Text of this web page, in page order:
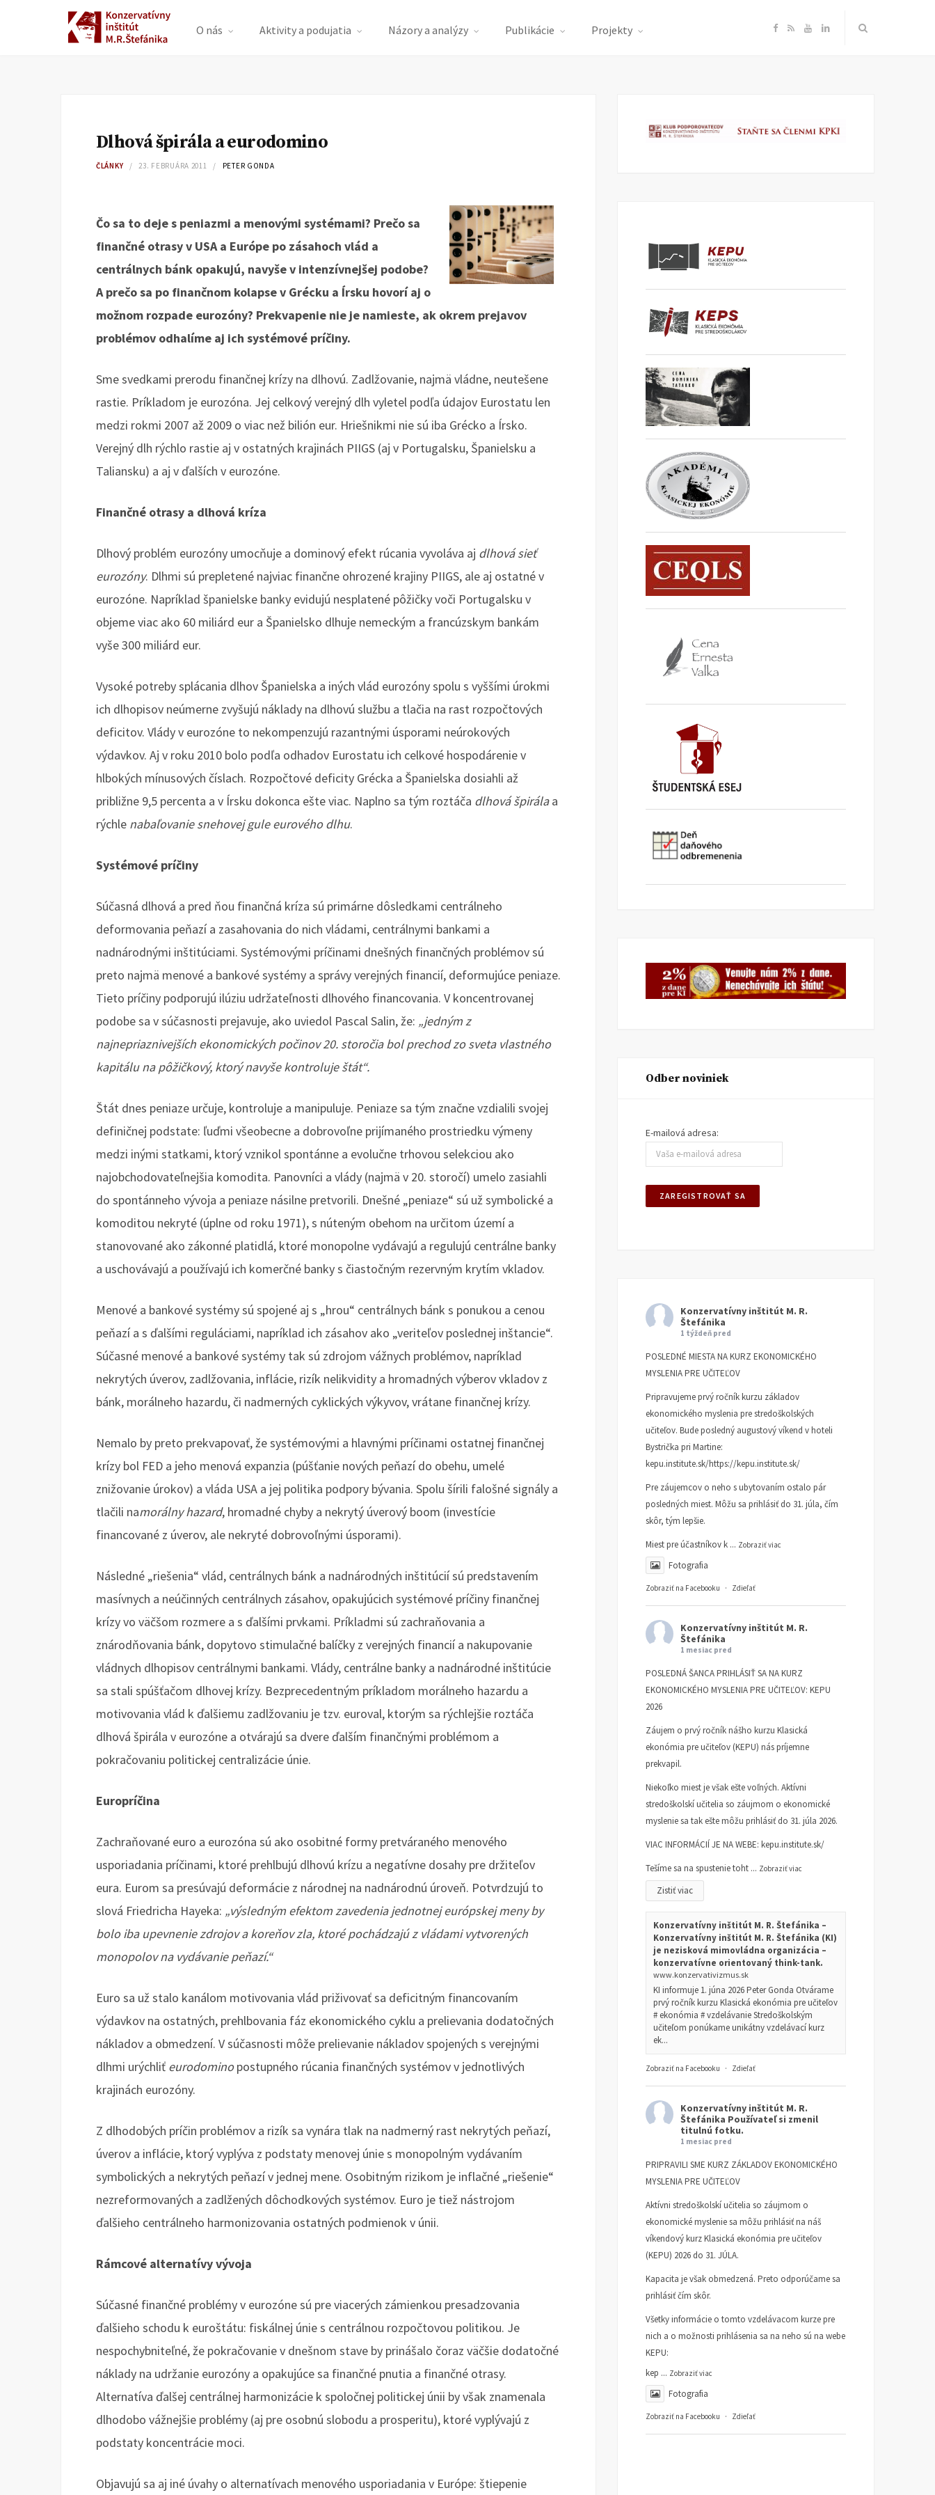
O nás Aktivity a podujatia Názory a analýzy Publikácie Projekty F
e
R Y
T
L
k
Dlhová špirála a eurodomino
ČLÁNKY 23. FEBRUÁRA 2011 PETER GONDA
Čo sa to deje s peniazmi a menovými systémami? Prečo sa
finančné otrasy v USA a Európe po zásahoch vlád a
centrálnych bánk opakujú, navyše v intenzívnejšej podobe?
A prečo sa po finančnom kolapse v Grécku a Írsku hovorí aj o
možnom rozpade eurozóny? Prekvapenie nie je namieste, ak okrem prejavov
problémov odhalíme aj ich systémové príčiny.
Sme svedkami prerodu finančnej krízy na dlhovú. Zadlžovanie, najmä vládne, neutešene
rastie. Príkladom je eurozóna. Jej celkový verejný dlh vyletel podľa údajov Eurostatu len
medzi rokmi 2007 až 2009 o viac než bilión eur. Hriešnikmi nie sú iba Grécko a Írsko.
Verejný dlh rýchlo rastie aj v ostatných krajinách PIIGS (aj v Portugalsku, Španielsku a
Taliansku) a aj v ďalších v eurozóne.
Finančné otrasy a dlhová kríza
Dlhový problém eurozóny umocňuje a dominový efekt rúcania vyvoláva aj dlhová sieť
eurozóny. Dlhmi sú prepletené najviac finančne ohrozené krajiny PIIGS, ale aj ostatné v
eurozóne. Napríklad španielske banky evidujú nesplatené pôžičky voči Portugalsku v
objeme viac ako 60 miliárd eur a Španielsko dlhuje nemeckým a francúzskym bankám
vyše 300 miliárd eur.
Vysoké potreby splácania dlhov Španielska a iných vlád eurozóny spolu s vyššími úrokmi
ich dlhopisov neúmerne zvyšujú náklady na dlhovú službu a tlačia na rast rozpočtových
deficitov. Vlády v eurozóne to nekompenzujú razantnými úsporami neúrokových
výdavkov. Aj v roku 2010 bolo podľa odhadov Eurostatu ich celkové hospodárenie v
hlbokých mínusových číslach. Rozpočtové deficity Grécka a Španielska dosiahli až
približne 9,5 percenta a v Írsku dokonca ešte viac. Naplno sa tým roztáča dlhová špirálaa
rýchle nabaľovanie snehovej gule eurového dlhu.
Systémové príčiny
Súčasná dlhová a pred ňou finančná kríza sú primárne dôsledkami centrálneho
deformovania peňazí a zasahovania do nich vládami, centrálnymi bankami a
nadnárodnými inštitúciami. Systémovými príčinami dnešných finančných problémov sú
preto najmä menové a bankové systémy a správy verejných financií, deformujúce peniaze.
Tieto príčiny podporujú ilúziu udržateľnosti dlhového financovania. V koncentrovanej
podobe sa v súčasnosti prejavuje, ako uviedol Pascal Salin, že: „jedným z
najnepriaznivejších ekonomických počinov 20. storočia bol prechod zo sveta vlastného
kapitálu na pôžičkový, ktorý navyše kontroluje štát“.
Štát dnes peniaze určuje, kontroluje a manipuluje. Peniaze sa tým značne vzdialili svojej
definičnej podstate: ľuďmi všeobecne a dobrovoľne prijímaného prostriedku výmeny
medzi inými statkami, ktorý vznikol spontánne a evolučne trhovou selekciou ako
najobchodovateľnejšia komodita. Panovníci a vlády (najmä v 20. storočí) umelo zasiahli
do spontánneho vývoja a peniaze násilne pretvorili. Dnešné „peniaze“ sú už symbolické a
komoditou nekryté (úplne od roku 1971), s núteným obehom na určitom území a
stanovované ako zákonné platidlá, ktoré monopolne vydávajú a regulujú centrálne banky
a uschovávajú a používajú ich komerčné banky s čiastočným rezervným krytím vkladov.
Menové a bankové systémy sú spojené aj s „hrou“ centrálnych bánk s ponukou a cenou
peňazí a s ďalšími reguláciami, napríklad ich zásahov ako „veriteľov poslednej inštancie“.
Súčasné menové a bankové systémy tak sú zdrojom vážnych problémov, napríklad
nekrytých úverov, zadlžovania, inflácie, rizík nelikvidity a hromadných výberov vkladov z
bánk, morálneho hazardu, či nadmerných cyklických výkyvov, vrátane finančnej krízy.
Nemalo by preto prekvapovať, že systémovými a hlavnými príčinami ostatnej finančnej
krízy bol FED a jeho menová expanzia (púšťanie nových peňazí do obehu, umelé
znižovanie úrokov) a vláda USA a jej politika podpory bývania. Spolu šírili falošné signály a
tlačili namorálny hazard, hromadné chyby a nekrytý úverový boom (investície
financované z úverov, ale nekryté dobrovoľnými úsporami).
Následné „riešenia“ vlád, centrálnych bánk a nadnárodných inštitúcií sú predstavením
masívnych a neúčinných centrálnych zásahov, opakujúcich systémové príčiny finančnej
krízy vo väčšom rozmere a s ďalšími prvkami. Príkladmi sú zachraňovania a
znárodňovania bánk, dopytovo stimulačné balíčky z verejných financií a nakupovanie
vládnych dlhopisov centrálnymi bankami. Vlády, centrálne banky a nadnárodné inštitúcie
sa stali spúšťačom dlhovej krízy. Bezprecedentným príkladom morálneho hazardu a
motivovania vlád k ďalšiemu zadlžovaniu je tzv. euroval, ktorým sa rýchlejšie roztáča
dlhová špirála v eurozóne a otvárajú sa dvere ďalším finančnými problémom a
pokračovaniu politickej centralizácie únie.
Europríčina
Zachraňované euro a eurozóna sú ako osobitné formy pretváraného menového
usporiadania príčinami, ktoré prehlbujú dlhovú krízu a negatívne dosahy pre držiteľov
eura. Eurom sa presúvajú deformácie z národnej na nadnárodnú úroveň. Potvrdzujú to
slová Friedricha Hayeka: „výsledným efektom zavedenia jednotnej európskej meny by
bolo iba upevnenie zdrojov a koreňov zla, ktoré pochádzajú z vládami vytvorených
monopolov na vydávanie peňazí.“
Euro sa už stalo kanálom motivovania vlád priživovať sa deficitným financovaním
výdavkov na ostatných, prehlbovania fáz ekonomického cyklu a prelievania dodatočných
nákladov a obmedzení. V súčasnosti môže prelievanie nákladov spojených s verejnými
dlhmi urýchliť eurodominopostupného rúcania finančných systémov v jednotlivých
krajinách eurozóny.
Z dlhodobých príčin problémov a rizík sa vynára tlak na nadmerný rast nekrytých peňazí,
úverov a inflácie, ktorý vyplýva z podstaty menovej únie s monopolným vydávaním
symbolických a nekrytých peňazí v jednej mene. Osobitným rizikom je inflačné „riešenie“
nezreformovaných a zadlžených dôchodkových systémov. Euro je tiež nástrojom
ďalšieho centrálneho harmonizovania ostatných podmienok v únii.
Rámcové alternatívy vývoja
Súčasné finančné problémy v eurozóne sú pre viacerých zámienkou presadzovania
ďalšieho schodu k euroštátu: fiskálnej únie s centrálnou rozpočtovou politikou. Je
nespochybniteľné, že pokračovanie v dnešnom stave by prinášalo čoraz väčšie dodatočné
náklady na udržanie eurozóny a opakujúce sa finančné pnutia a finančné otrasy.
Alternatíva ďalšej centrálnej harmonizácie k spoločnej politickej únii by však znamenala
dlhodobo vážnejšie problémy (aj pre osobnú slobodu a prosperitu), ktoré vyplývajú z
podstaty koncentrácie moci.
Objavujú sa aj iné úvahy o alternatívach menového usporiadania v Európe: štiepenie
Odber noviniek
E-mailová adresa:
Konzervatívny inštitút M. R.
Štefánika
1 týždeň pred
POSLEDNÉ MIESTA NA KURZ EKONOMICKÉHO
MYSLENIA PRE UČITEĽOV
Pripravujeme prvý ročník kurzu základov
ekonomického myslenia pre stredoškolských
učiteľov. Bude posledný augustový víkend v hoteli
Bystrička pri Martine:
kepu.institute.sk/https://kepu.institute.sk/
Pre záujemcov o neho s ubytovaním ostalo pár
posledných miest. Môžu sa prihlásiť do 31. júla, čím
skôr, tým lepšie.
Miest pre účastníkov k ... Zobraziť viac
Fotografia
Zobraziť na Facebooku · Zdieľať
Konzervatívny inštitút M. R.
Štefánika
1 mesiac pred
POSLEDNÁ ŠANCA PRIHLÁSIŤ SA NA KURZ
EKONOMICKÉHO MYSLENIA PRE UČITEĽOV: KEPU
2026
Záujem o prvý ročník nášho kurzu Klasická
ekonómia pre učiteľov (KEPU) nás príjemne
prekvapil.
Niekoľko miest je však ešte voľných. Aktívni
stredoškolskí učitelia so záujmom o ekonomické
myslenie sa tak ešte môžu prihlásiť do 31. júla 2026.
VIAC INFORMÁCIÍ JE NA WEBE: kepu.institute.sk/
Tešíme sa na spustenie toht ... Zobraziť viac
Zistiť viac
Konzervatívny inštitút M. R. Štefánika –
Konzervatívny inštitút M. R. Štefánika (KI)
je nezisková mimovládna organizácia –
konzervatívne orientovaný think-tank.
www.konzervativizmus.sk
KI informuje 1. júna 2026 Peter Gonda Otvárame
prvý ročník kurzu Klasická ekonómia pre učiteľov
# ekonómia # vzdelávanie Stredoškolským
učiteľom ponúkame unikátny vzdelávací kurz
ek...
Zobraziť na Facebooku · Zdieľať
Konzervatívny inštitút M. R.
Štefánika Používateľ si zmenil
titulnú fotku.
1 mesiac pred
PRIPRAVILI SME KURZ ZÁKLADOV EKONOMICKÉHO
MYSLENIA PRE UČITEĽOV
Aktívni stredoškolskí učitelia so záujmom o
ekonomické myslenie sa môžu prihlásiť na náš
víkendový kurz Klasická ekonómia pre učiteľov
(KEPU) 2026 do 31. JÚLA.
Kapacita je však obmedzená. Preto odporúčame sa
prihlásiť čím skôr.
Všetky informácie o tomto vzdelávacom kurze pre
nich a o možnosti prihlásenia sa na neho sú na webe
KEPU:
kep ... Zobraziť viac
Fotografia
Zobraziť na Facebooku · Zdieľať